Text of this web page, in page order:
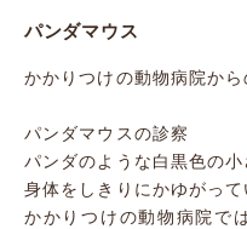
パンダマウス
かかりつけの動物病院から
パンダマウスの診察
パンダのような白黒色の
身体をしきりにかゆがっ
かかりつけの動物病院で